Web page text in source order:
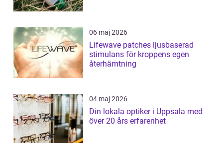
06 maj 2026
Lifewave patches ljusbaserad
stimulans för kroppens egen
återhämtning
04 maj 2026
Din lokala optiker i Uppsala med
över 20 års erfarenhet